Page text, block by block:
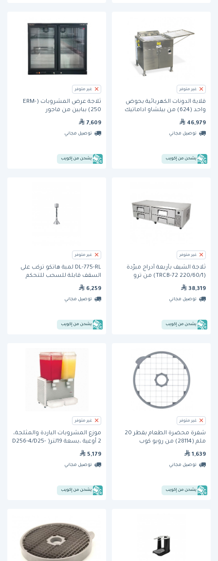
غير متوفر
قلاية الدونات الكهربائية بحوض
واحد (624) من بيلشاو اداماتيك
46,979
توصيل مجاني
يشحن من إكويب
غير متوفر
ثلاجة عرض المشروبات (ERM-
250) ببابين من فاجور
7,609
توصيل مجاني
يشحن من إكويب
غير متوفر
ثلاجة الشيف بأربعة أدراج مبرَّدة
(TRCB-72 220/60/1) من ترو
38,319
توصيل مجاني
يشحن من إكويب
غير متوفر
DL-775-RL لمبة هاتكو تركب على
السقف قابلة للسحب للتحكم
بالارتفاع
6,259
توصيل مجاني
يشحن من إكويب
غير متوفر
شفرة محضرة الطعام بقطر 20
ملم (28114) من روبو كوب
1,639
توصيل مجاني
يشحن من إكويب
غير متوفر
موزع المشروبات الباردة والمثلجة،
2 أوعية ،بسعة 19لتر( D256-4/D25-
5,179
توصيل مجاني
يشحن من إكويب